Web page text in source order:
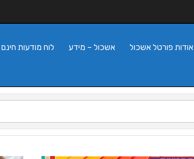
לוח מודעות חינם אשכול – מידע אודות פורטל אשכול